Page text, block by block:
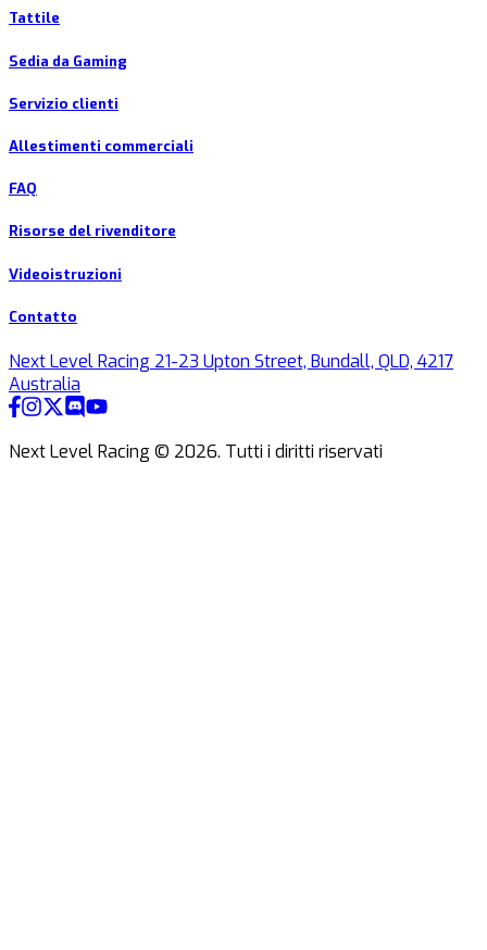
Tattile
Sedia da Gaming
Servizio clienti
Allestimenti commerciali
FAQ
Risorse del rivenditore
Videoistruzioni
Contatto
Next Level Racing 21-23 Upton Street, Bundall, QLD, 4217
Australia
Next Level Racing © 2026. Tutti i diritti riservati